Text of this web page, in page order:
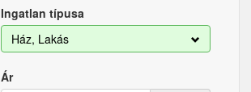
Ingatlan típusa
Ház, Lakás
Ár